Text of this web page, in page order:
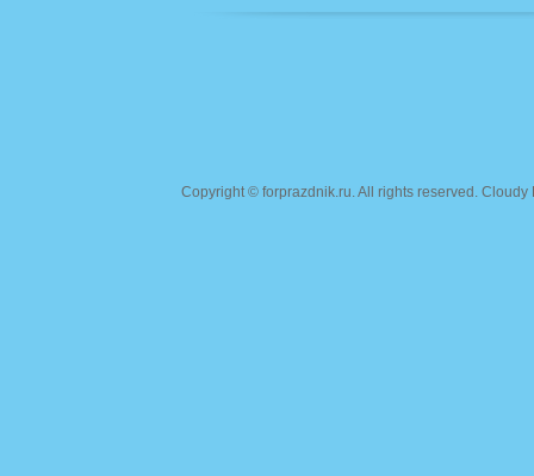
Copyright © forprazdnik.ru. All rights reserved.